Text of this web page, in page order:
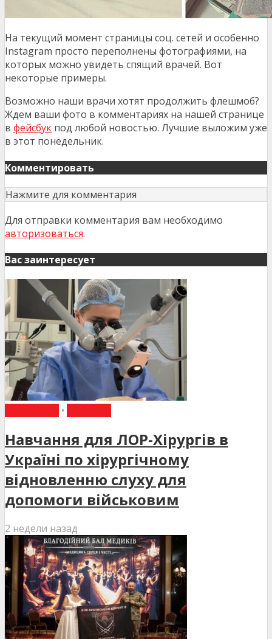
На текущий момент страницы соц. сетей и особенно
Instagram просто переполнены фотографиями, на
которых можно увидеть спящий врачей. Вот
некоторые примеры.
Возможно наши врачи хотят продолжить флешмоб?
Ждем ваши фото в комментариях на нашей странице
в фейсбук под любой новостью. Лучшие выложим уже
в этот понедельник.
Комментировать
Нажмите для комментария
Для отправки комментария вам необходимо
авторизоваться.
Вас заинтересует
•
Навчання для ЛОР-Хірургів в
Україні по хірургічному
відновленню слуху для
допомоги військовим
2 недели назад